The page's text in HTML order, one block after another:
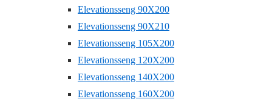
Elevationsseng 90X200
Elevationsseng 90X210
Elevationsseng 105X200
Elevationsseng 120X200
Elevationsseng 140X200
Elevationsseng 160X200